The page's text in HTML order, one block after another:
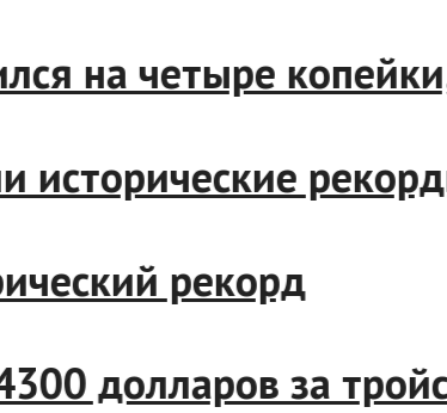
на четыре копейки,
рекорды
рекорд
долларов за